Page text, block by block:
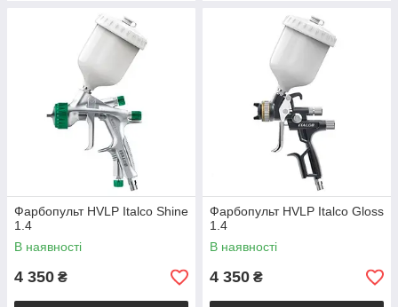
Фарбопульт HVLP Italco Shine
1.4
В наявності
4 350 ₴
Фарбопульт HVLP Italco Gloss
1.4
В наявності
4 350 ₴